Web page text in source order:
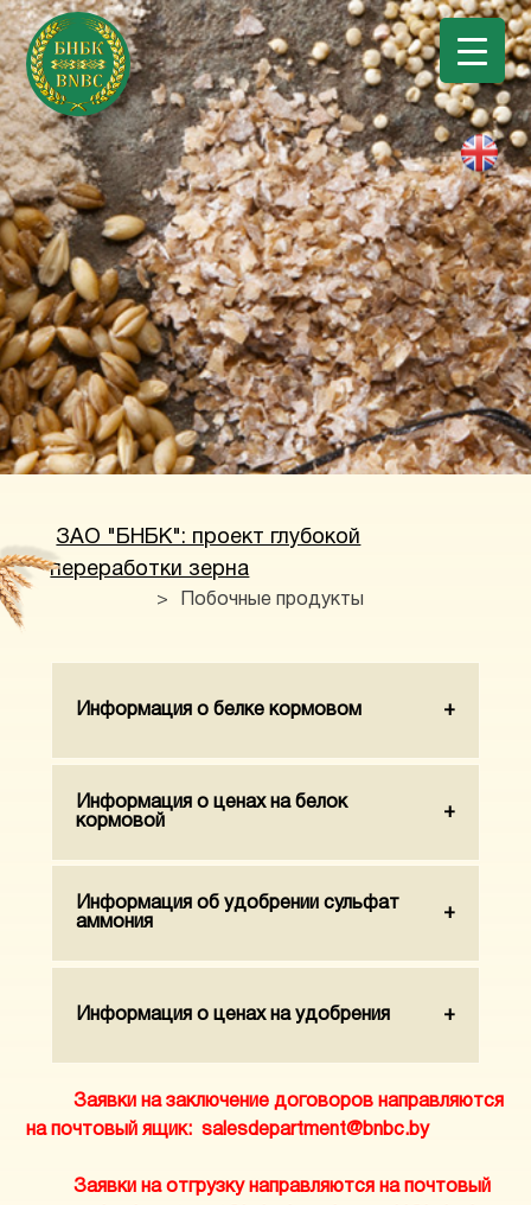
Powered by Translate
ЗАО "БНБК": проект глубокой
переработки зерна
> Побочные продукты
Информация о белке кормовом
Информация о ценах на белок
кормовой
Информация об удобрении сульфат
аммония
Информация о ценах на удобрения
Заявки на заключение договоров направляются
на почтовый ящик: salesdepartment@bnbc.by
Заявки на отгрузку направляются на почтовый